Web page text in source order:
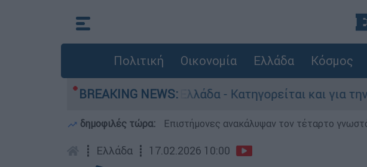
Πολιτική Οικονομία Ελλάδα Κόσμος
BREAKING NEWS:
στην Ελλάδα - Κατηγορείται και για την
δημοφιλές τώρα: Επιστήμονες ανακάλυψαν τον τέταρτο
┋ Ελλάδα ┋ 17.02.2026 10:00